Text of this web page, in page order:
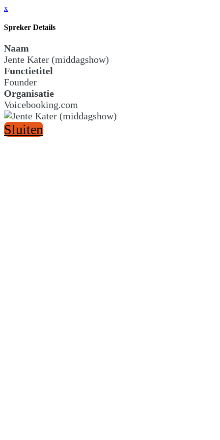
x
Spreker Details
Naam
Jente Kater (middagshow)
Functietitel
Founder
Organisatie
Voicebooking.com
Sluiten